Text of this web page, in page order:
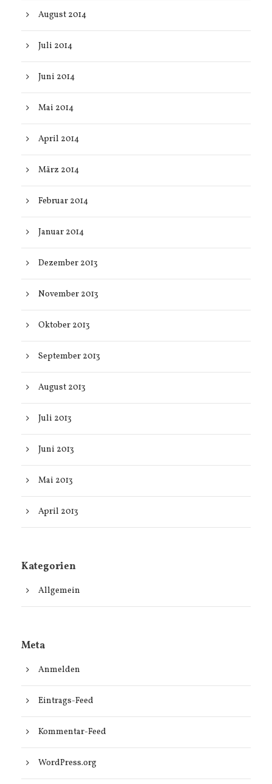
August 2014
Juli 2014
Juni 2014
Mai 2014
April 2014
März 2014
Februar 2014
Januar 2014
Dezember 2013
November 2013
Oktober 2013
September 2013
August 2013
Juli 2013
Juni 2013
Mai 2013
April 2013
Kategorien
Allgemein
Meta
Anmelden
Eintrags-Feed
Kommentar-Feed
WordPress.org